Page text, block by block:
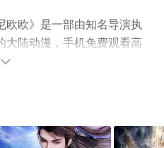
欧欧》是一部由知名导演执
大陆动漫，手机免费观看高
天堂电影网，更多相关信息
